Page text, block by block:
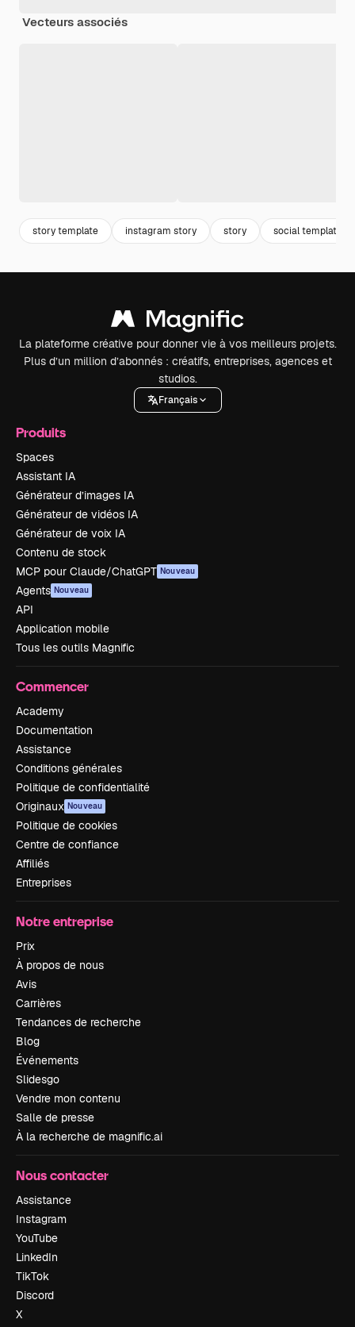
Vecteurs associés
story template instagram story story social template
La plateforme créative pour donner vie à vos meilleurs projets.
Plus d’un million d’abonnés : créatifs, entreprises, agences et
studios.
Français
Produits
Spaces
Assistant IA
Générateur d’images IA
Générateur de vidéos IA
Générateur de voix IA
Contenu de stock
MCP pour Claude/ChatGPT Nouveau
Agents Nouveau
API
Application mobile
Tous les outils Magnific
Commencer
Academy
Documentation
Assistance
Conditions générales
Politique de confidentialité
Originaux Nouveau
Politique de cookies
Centre de confiance
Affiliés
Entreprises
Notre entreprise
Prix
À propos de nous
Avis
Carrières
Tendances de recherche
Blog
Événements
Slidesgo
Vendre mon contenu
Salle de presse
À la recherche de magnific.ai
Nous contacter
Assistance
Instagram
YouTube
LinkedIn
TikTok
Discord
X